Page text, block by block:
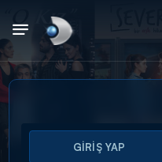
Arama
GİRİŞ YAP